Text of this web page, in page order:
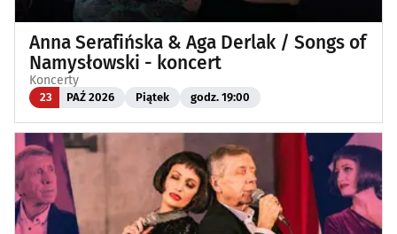
Anna Serafińska & Aga Derlak / Songs of
Namysłowski - koncert
Koncerty
23 PAŹ 2026 Piątek godz. 19:00